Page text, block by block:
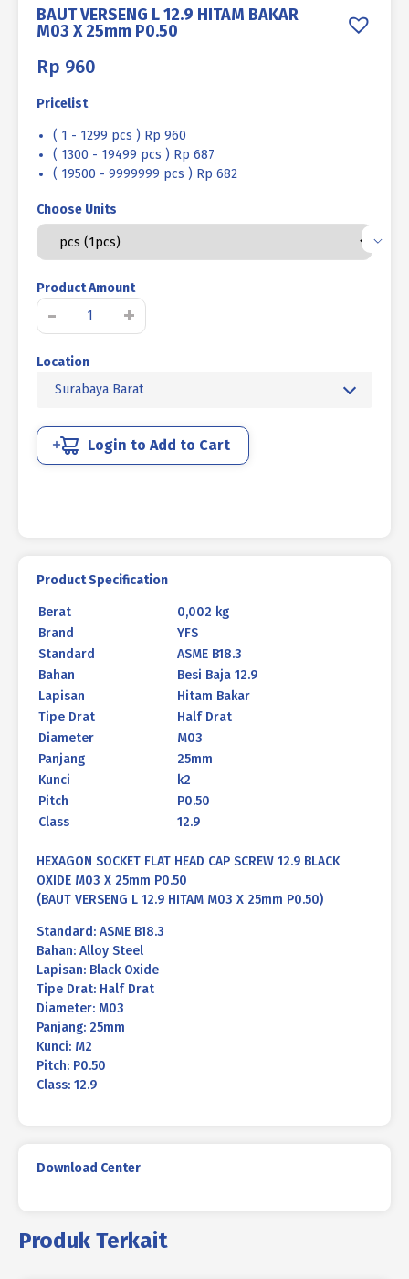
BAUT VERSENG L 12.9 HITAM BAKAR
M03 X 25mm P0.50
Rp 960
Pricelist
( 1 - 1299 pcs ) Rp 960
( 1300 - 19499 pcs ) Rp 687
( 19500 - 9999999 pcs ) Rp 682
Choose Units
Product Amount
-
Kuantitas
L
12.9
M03
X
+
Location
Surabaya Barat
Login to Add to Cart
Product Specification
Berat
0,002 kg
Brand
YFS
Standard
ASME B18.3
Bahan
Besi Baja 12.9
Lapisan
Hitam Bakar
Tipe Drat
Half Drat
Diameter
M03
Panjang
25mm
Kunci
k2
Pitch
P0.50
Class
12.9
HEXAGON SOCKET FLAT HEAD CAP SCREW 12.9 BLACK
OXIDE M03 X 25mm P0.50
(BAUT VERSENG L 12.9 HITAM M03 X 25mm P0.50)
Standard: ASME B18.3
Bahan: Alloy Steel
Lapisan: Black Oxide
Tipe Drat: Half Drat
Diameter: M03
Panjang: 25mm
Kunci: M2
Pitch: P0.50
Class: 12.9
Download Center
Produk Terkait